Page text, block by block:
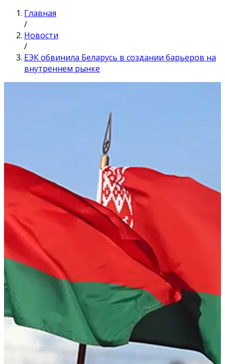
Главная
/
Новости
/
ЕЭК обвинила Беларусь в создании барьеров на
внутреннем рынке